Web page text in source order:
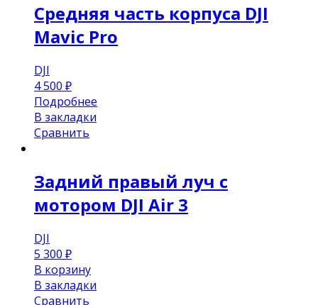
Средняя часть корпуса DJI
Mavic Pro
DJI
4 500 ₽
Подробнее
В закладки
Сравнить
Задний правый луч с
мотором DJI Air 3
DJI
5 300 ₽
В корзину
В закладки
Сравнить